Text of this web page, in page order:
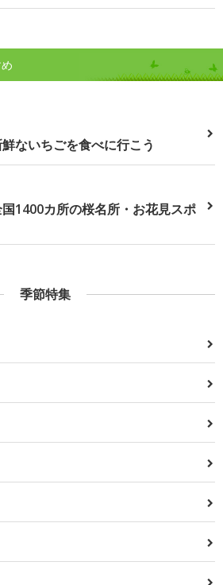
ないちごを食べに行こう
1400カ所の桜名所・お花見スポ
季節特集